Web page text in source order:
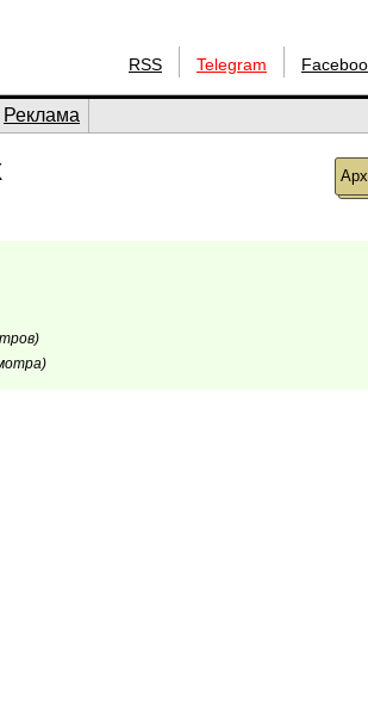
RSS Telegram
Реклама